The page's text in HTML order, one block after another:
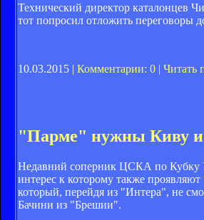
Технический директор каталонцев
тот попросил отложить переговоры
10.03.2015 | Комментарии: 0 | Читать
"Парме" нужны Киву
Недавний соперник ЦСКА по Кубку
интерес к которому также
который, перейдя из "Интера", не
Бачини из "Брешии".